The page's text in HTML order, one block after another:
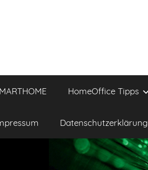
HomeOffice Tipps
Datenschutzerklärung